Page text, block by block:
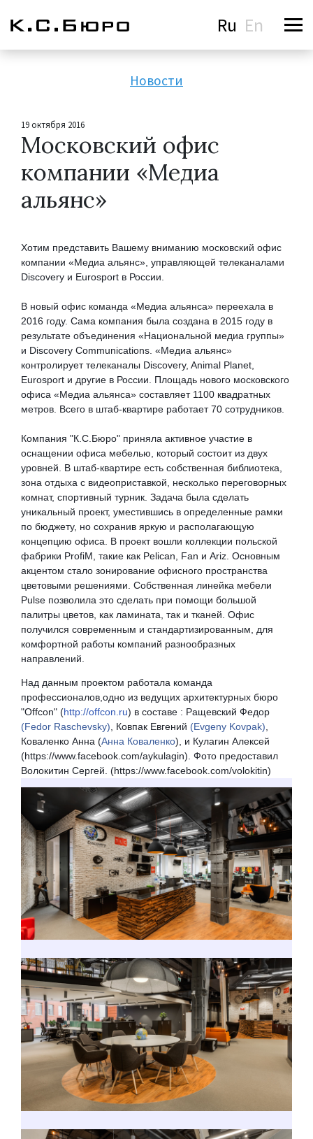
Ru En
Новости
19 октября 2016
Московский офис
компании «Медиа
альянс»
Хотим представить Вашему вниманию московский офис
компании «Медиа альянс», управляющей телеканалами
Discovery и Eurosport в России.
В новый офис команда «Медиа альянса» переехала в
2016 году. Сама компания была создана в 2015 году в
результате объединения «Национальной медиа группы»
и Discovery Communications. «Медиа альянс»
контролирует телеканалы Discovery, Animal Planet,
Eurosport и другие в России. Площадь нового московского
офиса «Медиа альянса» составляет 1100 квадратных
метров. Всего в штаб-квартире работает 70 сотрудников.
Компания "К.С.Бюро" приняла активное участие в
оснащении офиса мебелью, который состоит из двух
уровней. В штаб-квартире есть собственная библиотека,
зона отдыха с видеоприставкой, несколько переговорных
комнат, спортивный турник. Задача была сделать
уникальный проект, уместившись в определенные рамки
по бюджету, но сохранив яркую и располагающую
концепцию офиса. В проект вошли коллекции польской
фабрики ProfiM, такие как Pelican, Fan и Ariz. Основным
акцентом стало зонирование офисного пространства
цветовыми решениями. Собственная линейка мебели
Pulse позволила это сделать при помощи большой
палитры цветов, как ламината, так и тканей. Офис
получился современным и стандартизированным, для
комфортной работы компаний разнообразных
направлений.
Над данным проектом работала команда
профессионалов,одно из ведущих архитектурных бюро
"Оffcon" (http://offcon.ru
(Fedor Raschevsky) , Ковпак Евгений (Evgeny Kovpak)
Коваленко Анна (Анна Коваленко)
и Кулагин Алексей
(https://www.facebook.com/aykulagin). Фото предоставил
Волокитин Сергей. (https://www.facebook.com/volokitin)